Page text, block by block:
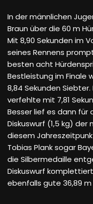
In der männlichen
Braun über die 60 m
Mit 8,90 Sekunden im
seines Rennens
besten acht
Bestleistung im Finale
8,84 Sekunden
verfehlte mit 7,81
Besser lief es dann für
Diskuswurf (1,5 kg) der
diesem
Tobias Plank sogar
die Silbermedaille
Diskuswurf
ebenfalls gute 36,89